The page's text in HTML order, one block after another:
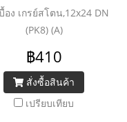
อง เกรย์สโตน,12x24 DN
(PK8) (A)
฿410
สั่งซื้อสินค้า
เปรียบเทียบ